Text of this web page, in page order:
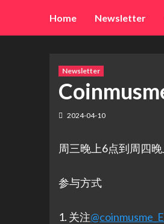
content
Home Newsletter
Newsletter
2024-04-10
周三晚上6点到周四
参与方式
1. 关注